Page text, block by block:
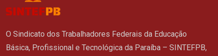
O Sindicato dos Trabalhadores Federais da Educação
Básica, Profissional e Tecnológica da Paraíba – SINTEFPB,